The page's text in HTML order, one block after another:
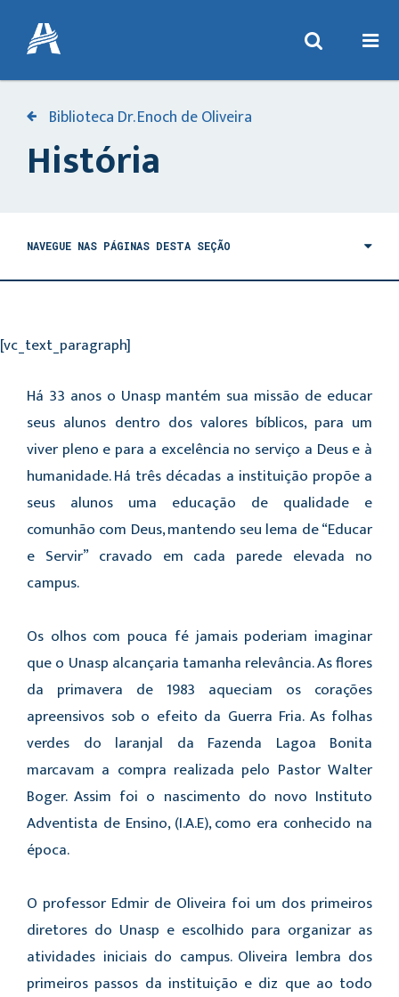
Biblioteca Dr. Enoch de Oliveira
História
NAVEGUE NAS PÁGINAS DESTA SEÇÃO
[vc_text_paragraph]
Há 33 anos o Unasp mantém sua missão de educar
seus alunos dentro dos valores bíblicos, para um
viver pleno e para a excelência no serviço a Deus e à
humanidade. Há três décadas a instituição propõe a
seus alunos uma educação de qualidade e
comunhão com Deus, mantendo seu lema de “Educar
e Servir” cravado em cada parede elevada no
campus.
Os olhos com pouca fé jamais poderiam imaginar
que o Unasp alcançaria tamanha relevância. As flores
da primavera de 1983 aqueciam os corações
apreensivos sob o efeito da Guerra Fria. As folhas
verdes do laranjal da Fazenda Lagoa Bonita
marcavam a compra realizada pelo Pastor Walter
Boger. Assim foi o nascimento do novo Instituto
Adventista de Ensino, (I.A.E), como era conhecido na
época.
O professor Edmir de Oliveira foi um dos primeiros
diretores do Unasp e escolhido para organizar as
atividades iniciais do campus. Oliveira lembra dos
primeiros passos da instituição e diz que ao todo